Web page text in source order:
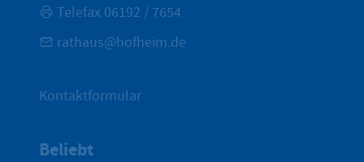
Telefax 06192 / 7654
rathaus@hofheim.de
Kontaktformular
Beliebt